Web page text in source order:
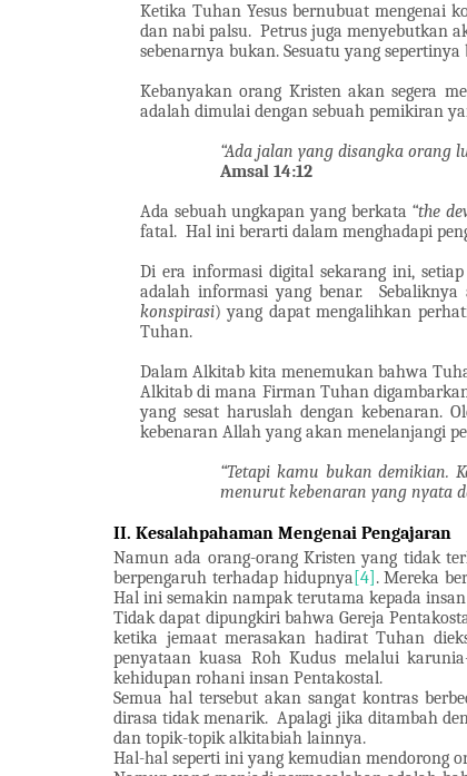
Ketika Tuhan Yesus bernubuat mengenai
dan nabi palsu. Petrus juga menyebutkan
sebenarnya bukan. Sesuatu yang
Kebanyakan orang Kristen akan segera
adalah dimulai dengan sebuah pemikiran
“Ada jalan yang disangka orang
Amsal 14:12
Ada sebuah ungkapan yang berkata “the
fatal. Hal ini berarti dalam menghadapi
Di era informasi digital sekarang ini,
adalah informasi yang benar.
konspirasi) yang dapat mengalihkan
Tuhan.
Dalam Alkitab kita menemukan bahwa
Alkitab di mana Firman Tuhan
yang sesat haruslah dengan kebenaran.
kebenaran Allah yang akan menelanjangi
“Tetapi kamu bukan demikian.
menurut kebenaran yang nyata
II. Kesalahpahaman Mengenai Pengajaran
Namun ada orang-orang Kristen yang tidak
berpengaruh terhadap hidupnya[4] . Mereka
Hal ini semakin nampak terutama kepada
Tidak dapat dipungkiri bahwa Gereja
ketika jemaat merasakan hadirat Tuhan
penyataan kuasa Roh Kudus melalui
kehidupan rohani insan Pentakostal.
Semua hal tersebut akan sangat kontras
dirasa tidak menarik. Apalagi jika ditambah
dan topik-topik alkitabiah lainnya.
Hal-hal seperti ini yang kemudian mendorong